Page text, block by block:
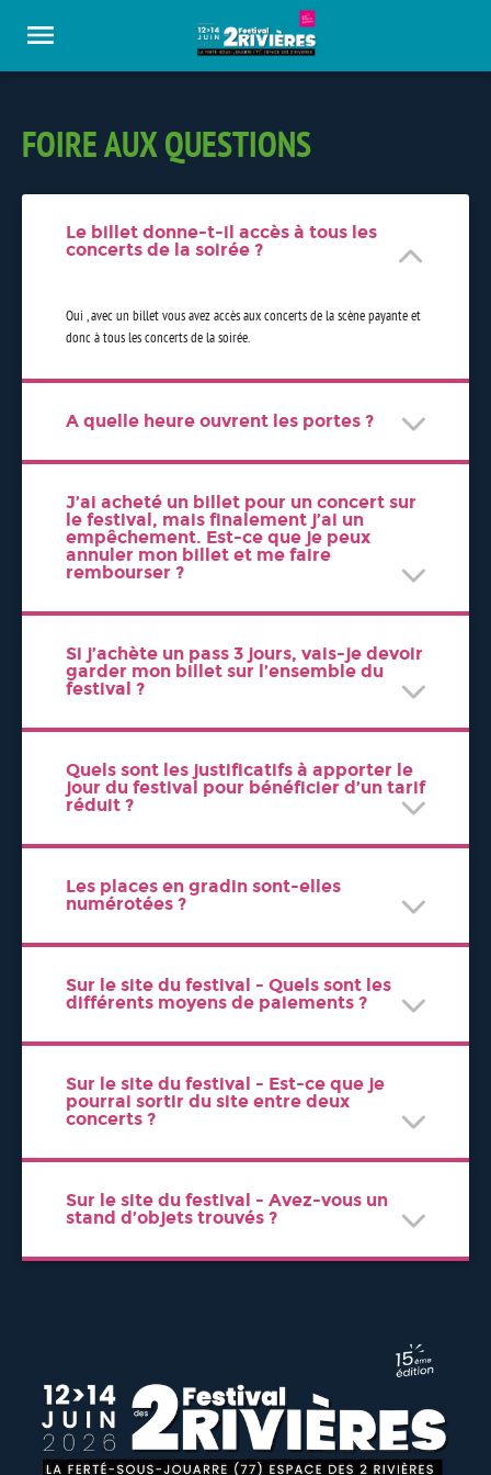
FOIRE AUX QUESTIONS
Le billet donne-t-il accès à tous les
concerts de la soirée ?
Oui , avec un billet vous avez accès aux concerts de la scène payante et
donc à tous les concerts de la soirée.
A quelle heure ouvrent les portes ?
J’ai acheté un billet pour un concert sur
le festival, mais finalement j’ai un
empêchement. Est-ce que je peux
annuler mon billet et me faire
rembourser ?
Si j’achète un pass 3 jours, vais-je devoir
garder mon billet sur l’ensemble du
festival ?
Quels sont les justificatifs à apporter le
jour du festival pour bénéficier d’un tarif
réduit ?
Les places en gradin sont-elles
numérotées ?
Sur le site du festival - Quels sont les
différents moyens de paiements ?
Sur le site du festival - Est-ce que je
pourrai sortir du site entre deux
concerts ?
Sur le site du festival - Avez-vous un
stand d’objets trouvés ?